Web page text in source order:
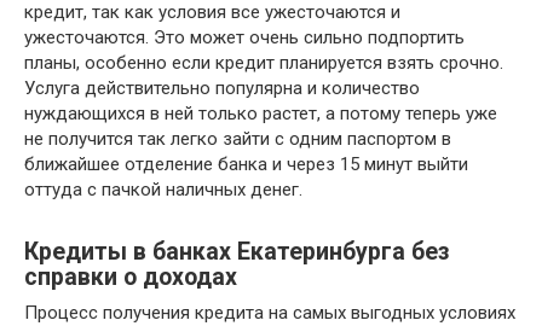
кредит, так как условия все ужесточаются и
ужесточаются. Это может очень сильно подпортить
планы, особенно если кредит планируется взять срочно.
Услуга действительно популярна и количество
нуждающихся в ней только растет, а потому теперь уже
не получится так легко зайти с одним паспортом в
ближайшее отделение банка и через 15 минут выйти
оттуда с пачкой наличных денег.
Кредиты в банках Екатеринбурга без
справки о доходах
Процесс получения кредита на самых выгодных условиях